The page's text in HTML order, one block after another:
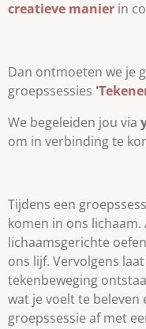
creatieve manier in
Dan ontmoeten we je
groepssessies
We begeleiden jou via
om in verbinding te
Tijdens een
komen in ons lichaam.
lichaamsgerichte
ons lijf. Vervolgens
tekenbeweging
wat je voelt te beleven
groepssessie af met